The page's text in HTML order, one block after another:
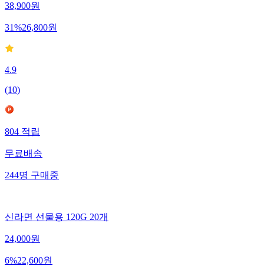
38,900원
31%26,800원
4.9
(10)
804 적립
무료배송
244명 구매중
신라면 선물용 120G 20개
24,000원
6%22,600원